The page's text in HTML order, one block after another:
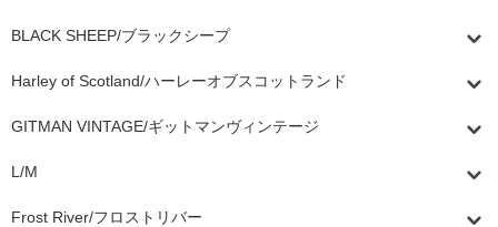
BLACK SHEEP/ブラックシープ
Harley of Scotland/ハーレーオブスコットランド
GITMAN VINTAGE/ギットマンヴィンテージ
L/M
Frost River/フロストリバー